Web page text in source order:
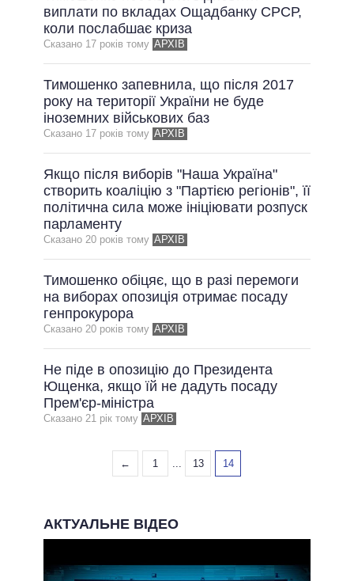
виплати по вкладах Ощадбанку СРСР,
коли послабшає криза
Сказано 17 рокiв тому АРХІВ
Тимошенко запевнила, що після 2017
року на території України не буде
іноземних військових баз
Сказано 17 рокiв тому АРХІВ
Якщо після виборів "Наша Україна"
створить коаліцію з "Партією регіонів", її
політична сила може ініціювати розпуск
парламенту
Сказано 20 рокiв тому АРХІВ
Тимошенко обіцяє, що в разі перемоги
на виборах опозиція отримає посаду
генпрокурора
Сказано 20 рокiв тому АРХІВ
Не піде в опозицію до Президента
Ющенка, якщо їй не дадуть посаду
Прем'єр-міністра
Сказано 21 рiк тому АРХІВ
← 1 ... 13 14
АКТУАЛЬНЕ ВІДЕО